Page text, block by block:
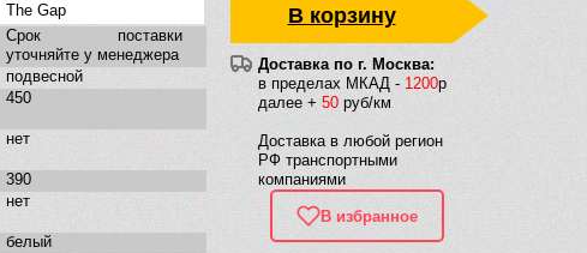
В корзину
Доставка по г. Москва:
в пределах МКАД - 1200р
далее + 50 руб/км
Доставка в любой регион
РФ транспортными
компаниями
В избранное
The Gap
Срок поставки
уточняйте у менеджера
подвесной
450
нет
390
нет
белый